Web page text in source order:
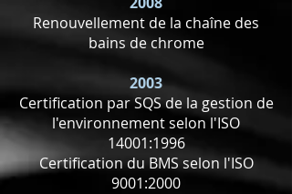
Renouvellement de la chaîne des
bains de chrome
2003
Certification par SQS de la gestion de
l'environnement selon l'ISO
14001:1996
Certification du BMS selon l'ISO
9001:2000